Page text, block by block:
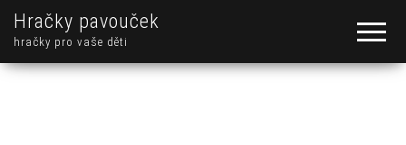
Hračky pavouček
hračky pro vaše děti